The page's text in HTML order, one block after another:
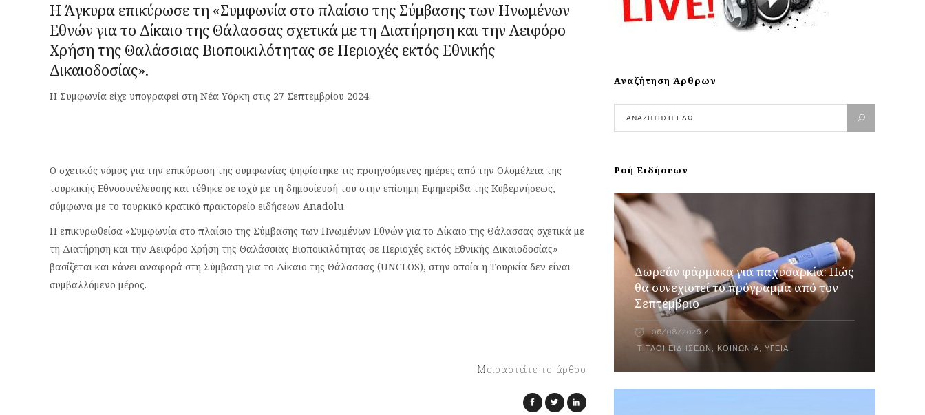
H Άγκυρα επικύρωσε τη «Συμφωνία στο πλαίσιο της Σύμβασης των Ηνωμένων
Εθνών για το Δίκαιο της Θάλασσας σχετικά με τη Διατήρηση και την Αειφόρο
Χρήση της Θαλάσσιας Βιοποικιλότητας σε Περιοχές εκτός Εθνικής
Δικαιοδοσίας».
H Συμφωνία είχε υπογραφεί στη Νέα Υόρκη στις 27 Σεπτεμβρίου 2024.
Ο σχετικός νόμος για την επικύρωση της συμφωνίας ψηφίστηκε τις προηγούμενες ημέρες από την Ολομέλεια της
τουρκικής Εθνοσυνέλευσης και τέθηκε σε ισχύ με τη δημοσίευσή του στην επίσημη Εφημερίδα της Κυβερνήσεως,
σύμφωνα με το τουρκικό κρατικό πρακτορείο ειδήσεων Anadolu.
Η επικυρωθείσα «Συμφωνία στο πλαίσιο της Σύμβασης των Ηνωμένων Εθνών για το Δίκαιο της Θάλασσας σχετικά με
τη Διατήρηση και την Αειφόρο Χρήση της Θαλάσσιας Βιοποικιλότητας σε Περιοχές εκτός Εθνικής Δικαιοδοσίας»
βασίζεται και κάνει αναφορά στη Σύμβαση για το Δίκαιο της Θάλασσας (UNCLOS), στην οποία η Τουρκία δεν είναι
συμβαλλόμενο μέρος.
Μοιραστείτε το άρθρο
Αναζήτηση Άρθρων
Ροή Ειδήσεων
Δωρεάν φάρμακα για παχυσαρκία: Πώς
θα συνεχιστεί το πρόγραμμα από τον
Σεπτέμβριο
06/08/2026
ΤΊΤΛΟΙ ΕΙΔΉΣΕΩΝ , ΚΟΙΝΩΝΊΑ,ΥΓΕΊΑ